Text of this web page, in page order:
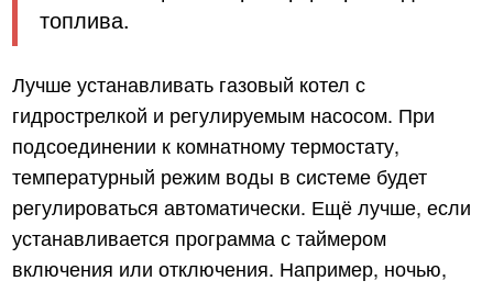
топлива.
Лучше устанавливать газовый котел с
гидрострелкой и регулируемым насосом. При
подсоединении к комнатному термостату,
температурный режим воды в системе будет
регулироваться автоматически. Ещё лучше, если
устанавливается программа с таймером
включения или отключения. Например, ночью,